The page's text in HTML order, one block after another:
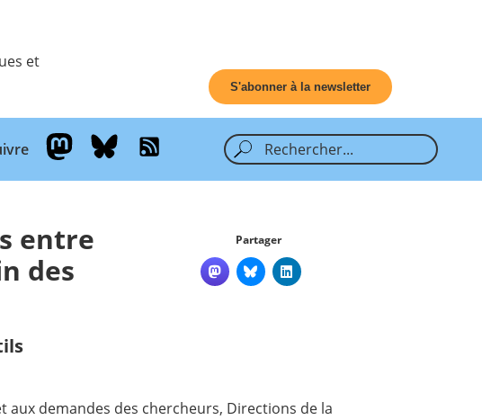
et
S'abonner à la newsletter
entre
des
Partager
aux demandes des chercheurs, Directions de la